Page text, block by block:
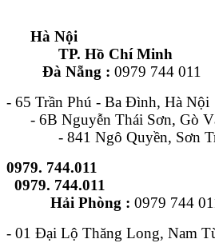
Hà
TP. Hồ
Đà Nẵng : 0979 744 011
- 65 Trần Phú - Ba
- 6B Nguyễn Thái Sơn,
- 841 Ngô Quyền, Sơn
0979. 744.011
0979. 744.011
Hải Phòng : 0979 744
- 01 Đại Lộ Thăng Long,